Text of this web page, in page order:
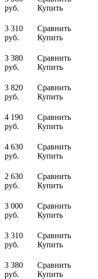
руб.
Купить
3 310
руб.
Сравнить
Купить
3 380
руб.
Сравнить
Купить
3 820
руб.
Сравнить
Купить
4 190
руб.
Сравнить
Купить
4 630
руб.
Сравнить
Купить
2 630
руб.
Сравнить
Купить
3 000
руб.
Сравнить
Купить
3 310
руб.
Сравнить
Купить
3 380
руб.
Сравнить
Купить